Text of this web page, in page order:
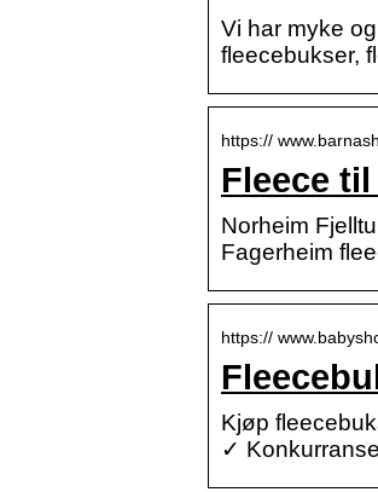
Vi har myke
fleecebukser,
https://
Fleece
Norheim
Fagerheim
https://
Kjøp
✓